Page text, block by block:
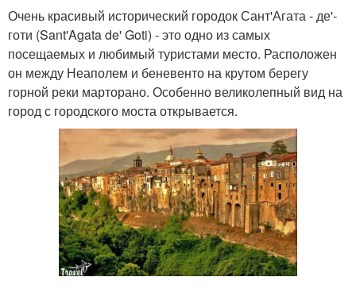
Очень красивый исторический городок Сант'Агата - де'-
готи (Sant'Agata de' Goti) - это одно из самых
посещаемых и любимый туристами место. Расположен
он между Неаполем и беневенто на крутом берегу
горной реки марторано. Особенно великолепный вид на
город с городского моста открывается.